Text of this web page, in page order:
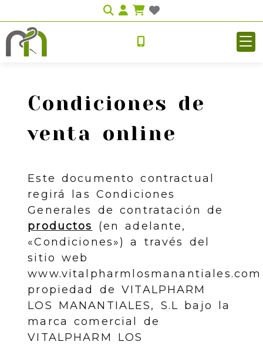
Identifícate
Condiciones de
venta online
Este documento contractual
regirá las Condiciones
Generales de contratación de
productos
(en adelante,
«Condiciones») a través del
sitio web
www.vitalpharmlosmanantiales.com
propiedad de VITALPHARM
LOS MANANTIALES, S.L bajo la
marca comercial de
VITALPHARM LOS